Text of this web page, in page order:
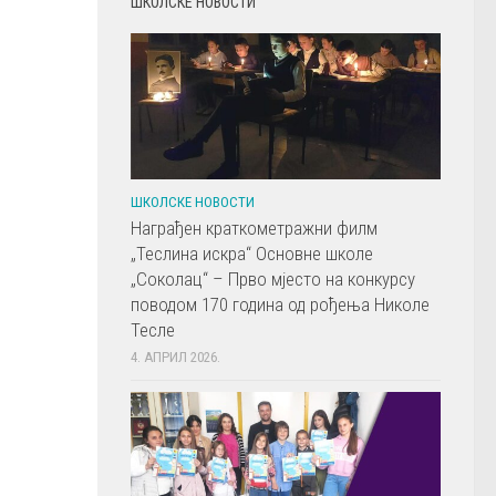
ШКОЛСКЕ НОВОСТИ
Награђен краткометражни филм
„Теслина искра“ Основне школе
„Соколац“ – Прво мјесто на конкурсу
поводом 170 година од рођења Николе
Тесле
4. АПРИЛ 2026.